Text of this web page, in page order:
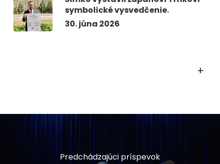
symbolické vysvedčenie.
30. júna 2026
+
Predchádzajúci príspevok